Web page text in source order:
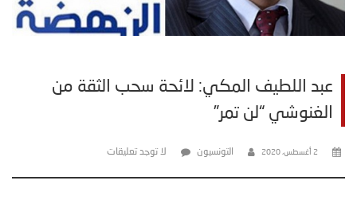
عبد اللطيف المكي: لائحة سحب الثقة من
الغنوشي “لن تمر”
2 أغسطس، 2020 التونسيون لا توجد تعليقات